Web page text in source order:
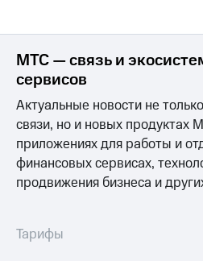
МТС — связь и
сервисов
Актуальные новости не
связи, но и новых продуктах
приложениях для работы и
финансовых сервисах,
продвижения бизнеса и
Тарифы